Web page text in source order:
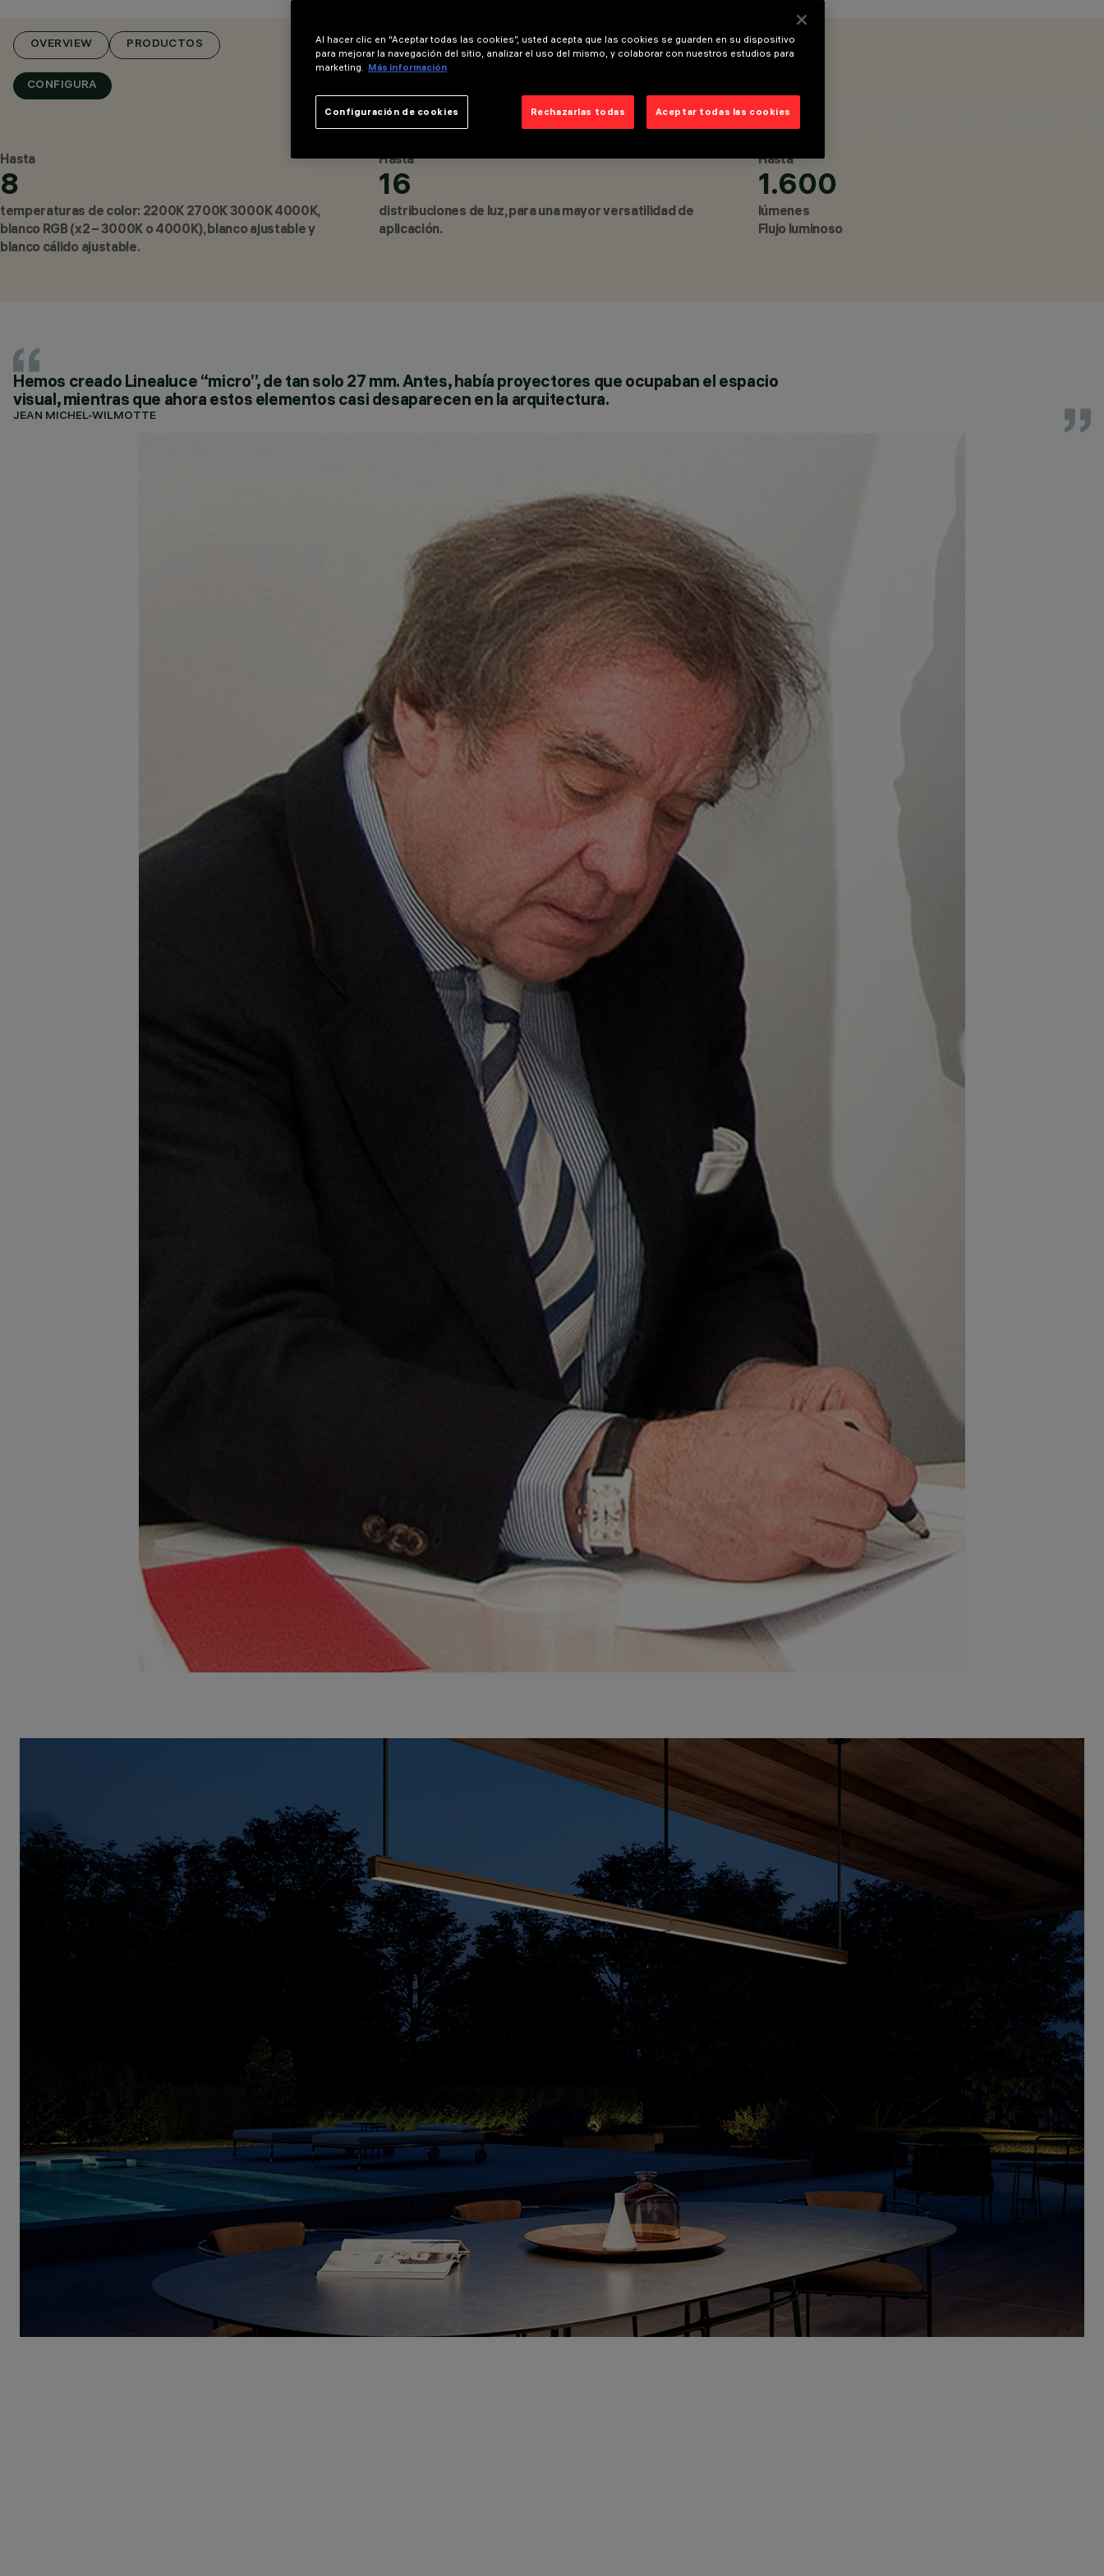
LUMINARIAS EMPOTRABLES EN EL SUELO, LUMINARIAS LINEALES, PROYECTORES
LUMINARIAS PARA TECHO, LUMINARIAS EMPOTRABLES TECHO, LUMINARIAS
PRODUCTOS
CONFIGURA
OVERVIEW PRODUCTOS
CONFIGURA
Hasta
8
temperaturas de color: 2200K 2700K 3000K 4000K,
blanco RGB (x2 – 3000K o 4000K), blanco ajustable y
blanco cálido ajustable.
Hasta
16
distribuciones de luz, para una mayor versatilidad de
aplicación.
Hasta
1.600
lúmenes
Flujo luminoso
Hemos creado Linealuce “micro”, de tan solo 27 mm. Antes, había proyectores que ocupaban el espacio
visual, mientras que ahora estos elementos casi desaparecen en la arquitectura.
JEAN MICHEL-WILMOTTE
Al hacer clic en “Aceptar todas las cookies”, usted acepta que las cookies se guarden en su dispositivo
para mejorar la navegación del sitio, analizar el uso del mismo, y colaborar con nuestros estudios para
marketing. Más información
Rechazarlas todas Aceptar todas las cookies
Configuración de cookies